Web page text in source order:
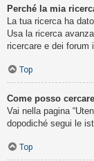
Perché la mia
La tua ricerca ha
Usa la ricerca
ricercare e dei forum
Top
Come posso
Vai nella pagina
dopodiché segui le
Top